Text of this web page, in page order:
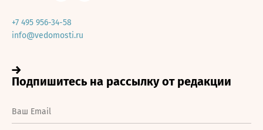
+7 495 956-34-58
info@vedomosti.ru